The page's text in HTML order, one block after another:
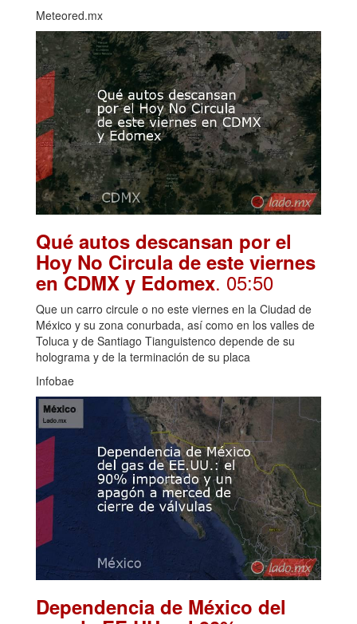
Meteored.mx
Qué autos descansan por el
Hoy No Circula de este viernes
en CDMX y Edomex. 05:50
Que un carro circule o no este viernes en la Ciudad de
México y su zona conurbada, así como en los valles de
Toluca y de Santiago Tianguistenco depende de su
holograma y de la terminación de su placa
Infobae
Dependencia de México del